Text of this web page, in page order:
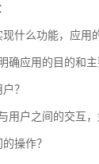
什么功能，应用
确应用的目的和
？
用户之间的交互
操作？